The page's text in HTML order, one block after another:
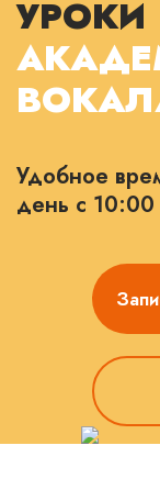
УРОКИ
Удобное
день с